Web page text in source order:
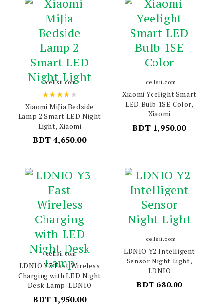
cellsii.com
★★★★★
Xiaomi MiJia Bedside
Lamp 2 Smart LED Night
Light, Xiaomi
BDT 4,650.00
cellsii.com
Xiaomi Yeelight Smart
LED Bulb 1SE Color,
Xiaomi
BDT 1,950.00
cellsii.com
LDNIO Y3 Fast Wireless
Charging with LED Night
Desk Lamp, LDNIO
BDT 1,950.00
cellsii.com
LDNIO Y2 Intelligent
Sensor Night Light,
LDNIO
BDT 680.00